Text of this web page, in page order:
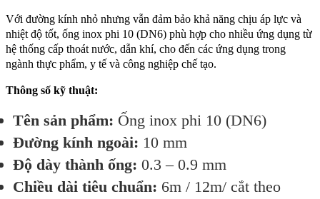
Với đường kính nhỏ nhưng vẫn đảm bảo khả năng chịu áp lực và
nhiệt độ tốt, ống inox phi 10 (DN6) phù hợp cho nhiều ứng dụng từ
hệ thống cấp thoát nước, dẫn khí, cho đến các ứng dụng trong
ngành thực phẩm, y tế và công nghiệp chế tạo.
Thông số kỹ thuật:
Tên sản phẩm: Ống inox phi 10 (DN6)
Đường kính ngoài: 10 mm
Độ dày thành ống: 0.3 – 0.9 mm
Chiều dài tiêu chuẩn: 6m / 12m/ cắt theo